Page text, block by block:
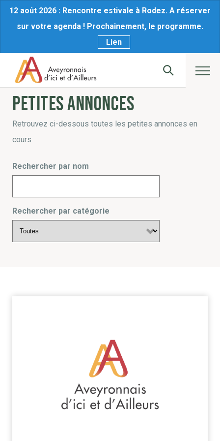
12 août 2026 : Rencontre estivale à Rodez. A réserver
sur votre agenda ! Prochainement, le programme.
Lien
Petites annonces
Retrouvez ci-dessous toutes les petites annonces en
cours
Rechercher par nom
Rechercher par catégorie